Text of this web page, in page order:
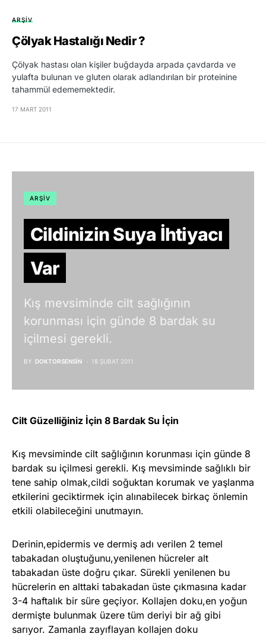
ARŞIV
Çölyak Hastalığı Nedir ?
Çölyak hastası olan kişiler buğdayda arpada çavdarda ve
yulafta bulunan ve gluten olarak adlandırılan bir proteinine
tahammül edememektedir.
17 MART 2011
ARŞIV
Cildinizin Suya İhtiyacı
Var
Kış mevsiminde cilt sağlığının
korunması için günde 8 bardak su
içilmesi gerekli.
BY DOKTORSENSIN 18 ŞUBAT 2011
Cilt Güzelliğiniz İçin 8 Bardak Su İçin
Kış mevsiminde cilt sağlığının korunması için günde 8
bardak su içilmesi gerekli. Kış mevsiminde sağlıklı bir
tene sahip olmak,cildi soğuktan korumak ve yaşlanma
etkilerini geciktirmek için alınabilecek birkaç önlemin
etkili olabileceğini unutmayın.
Derinin,epidermis ve dermiş adı verilen 2 temel
tabakadan oluştuğunu,yenilenen hücreler alt
tabakadan üste doğru çıkar. Sürekli yenilenen bu
hücrelerin en alttaki tabakadan üste çıkmasına kadar
3-4 haftalık bir süre geçiyor. Kollajen doku,en yoğun
dermişte bulunmak üzere tüm deriyi bir ağ gibi
sarıyor. Zamanla zayıflayan kollajen doku